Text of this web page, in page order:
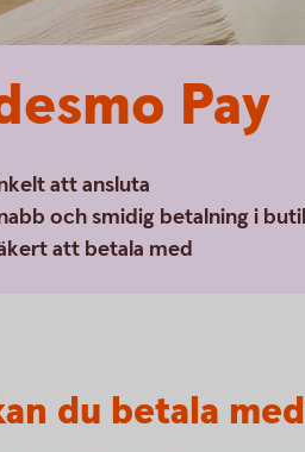
Pay
att ansluta
och smidig betalning i
att betala med
du betala